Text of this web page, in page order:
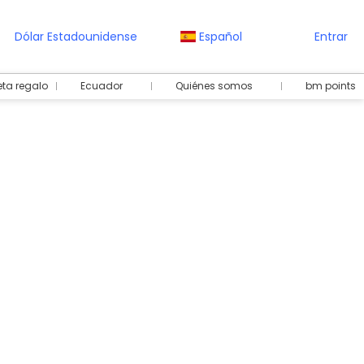
Dólar Estadounidense Español Entrar
regalo Ecuador Quiénes somos bm points